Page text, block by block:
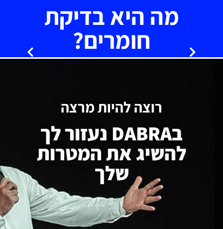
מה היא בדיקת
חומרים?
רוצה להיות מרצה
בDABRA נעזור לך
להשיג את המטרות
שלך